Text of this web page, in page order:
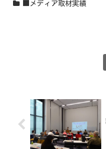
■メディア取材実績